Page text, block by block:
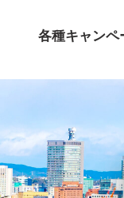
各種キャンペ